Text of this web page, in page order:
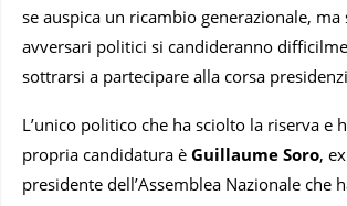
se auspica un ricambio generazionale, ma
avversari politici si candideranno
sottrarsi a partecipare alla corsa
L’unico politico che ha sciolto la riserva e
propria candidatura è Guillaume Soro,
presidente dell’Assemblea Nazionale che